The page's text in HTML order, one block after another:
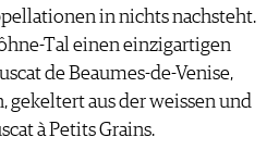
in nichts nachsteht.
Tal einen einzigartigen
de Beaumes-de-Venise,
gekeltert aus der weissen und
à Petits Grains.